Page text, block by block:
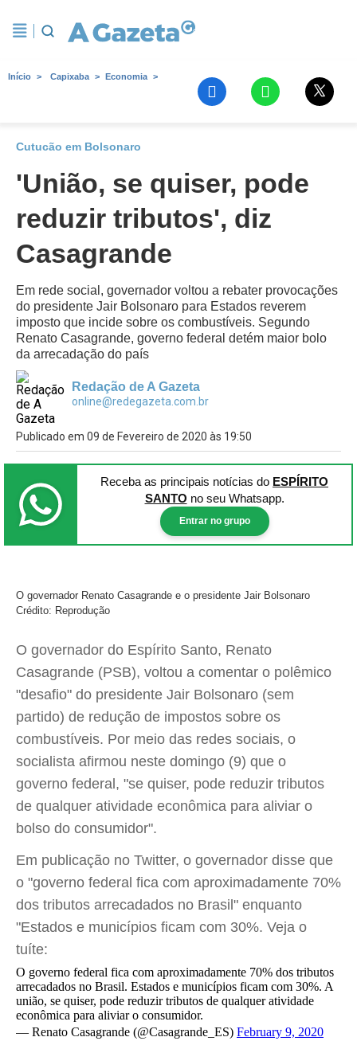
Início Capixaba Economia
Cutucão em Bolsonaro
'União, se quiser, pode
reduzir tributos', diz
Casagrande
Em rede social, governador voltou a rebater provocações
do presidente Jair Bolsonaro para Estados reverem
imposto que incide sobre os combustíveis. Segundo
Renato Casagrande, governo federal detém maior bolo
da arrecadação do país
Redação de A Gazeta
online@redegazeta.com.br
Publicado em 09 de Fevereiro de 2020 às 19:50
Receba as principais notícias do ESPÍRITO
SANTO no seu Whatsapp.
Entrar no grupo
O governador Renato Casagrande e o presidente Jair Bolsonaro
Crédito: Reprodução
O governador do Espírito Santo, Renato
Casagrande (PSB), voltou a comentar o polêmico
"desafio" do presidente Jair Bolsonaro (sem
partido) de redução de impostos sobre os
combustíveis. Por meio das redes sociais, o
socialista afirmou neste domingo (9) que o
governo federal, "se quiser, pode reduzir tributos
de qualquer atividade econômica para aliviar o
bolso do consumidor".
Em publicação no Twitter, o governador disse que
o "governo federal fica com aproximadamente 70%
dos tributos arrecadados no Brasil" enquanto
"Estados e municípios ficam com 30%. Veja o
tuíte:
O governo federal fica com aproximadamente 70% dos tributos
arrecadados no Brasil. Estados e municípios ficam com 30%. A
união, se quiser, pode reduzir tributos de qualquer atividade
econômica para aliviar o consumidor.
— Renato Casagrande (@Casagrande_ES) February 9, 2020